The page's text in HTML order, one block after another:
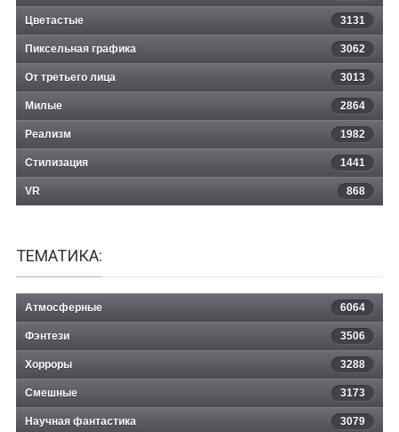
Цветастые 3131
Пиксельная графика 3062
От третьего лица 3013
Милые 2864
Реализм 1982
Стилизация 1441
VR 868
ТЕМАТИКА:
Атмосферные 6064
Фэнтези 3506
Хорроры 3288
Смешные 3173
Научная фантастика 3079